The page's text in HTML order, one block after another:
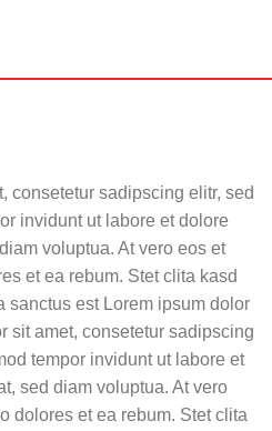
consetetur sadipscing elitr, sed
invidunt ut labore et dolore
voluptua. At vero eos et
et ea rebum. Stet clita kasd
sanctus est Lorem ipsum dolor
sit amet, consetetur sadipscing
tempor invidunt ut labore et
sed diam voluptua. At vero
dolores et ea rebum. Stet clita